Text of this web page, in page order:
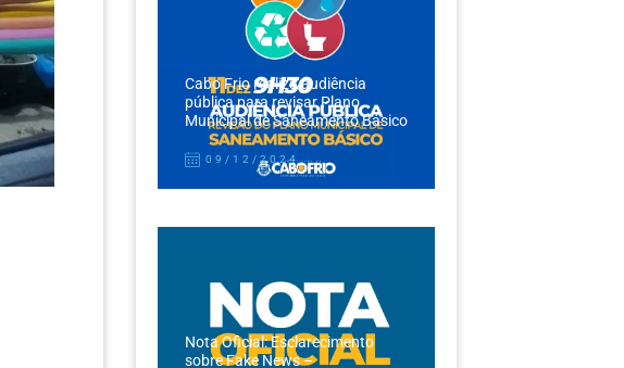
Cabo Frio realiza audiência
pública para revisar Plano
Municipal de Saneamento Básico
09/12/2024
Nota Oficial: Esclarecimento
sobre Fake News –